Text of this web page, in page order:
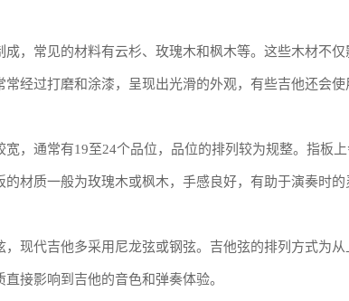
成，常见的材料有云杉、玫瑰木和枫木等。这些木材不
经过打磨和涂漆，呈现出光滑的外观，有些吉他还会使
宽，通常有19至24个品位，品位的排列较为规整。指板
材质一般为玫瑰木或枫木，手感良好，有助于演奏时的
，现代吉他多采用尼龙弦或钢弦。吉他弦的排列方式为
接影响到吉他的音色和弹奏体验。